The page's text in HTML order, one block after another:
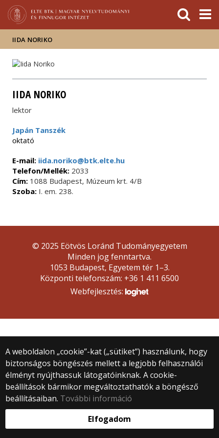
Hírek
Események
ELTE a
sajtóban
IIDA NORIKO
IIDA NORIKO
lektor
Japán Tanszék
oktató
E-mail: iida.noriko@btk.elte.hu
Telefon/Mellék: 2033
Cím: 1088 Budapest, Múzeum krt. 4/B
Szoba: I. em. 238.
A weboldalon „cookie”-kat („sütiket”) használunk, hogy
biztonságos böngészés mellett a legjobb felhasználói
élményt nyújthassuk látogatóinknak. A cookie-
beállítások bármikor megváltoztathatók a böngésző
beállításaiban. További információ
Elfogadom
© 2025 Eötvös Loránd Tudományegyetem
Minden jog fenntartva.
1053 Budapest, Egyetem tér 1–3.
Központi telefonszám: +36 1 411 6500
Webfejlesztés: